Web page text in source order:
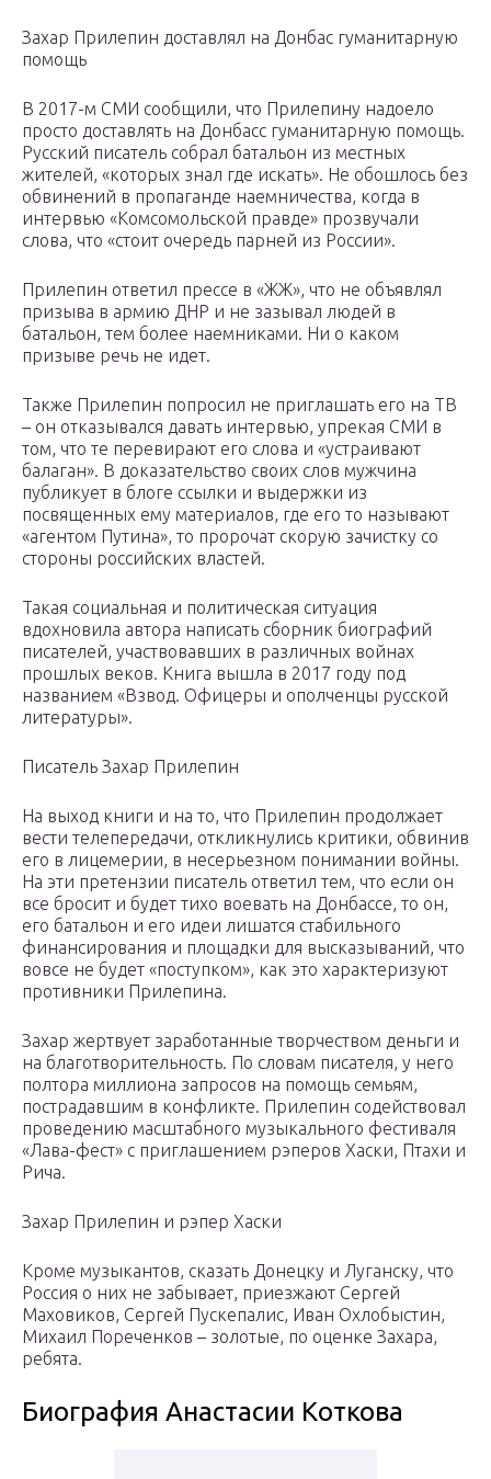
Захар Прилепин доставлял на Донбас гуманитарную
помощь
В 2017-м СМИ сообщили, что Прилепину надоело
просто доставлять на Донбасс гуманитарную помощь.
Русский писатель собрал батальон из местных
жителей, «которых знал где искать». Не обошлось без
обвинений в пропаганде наемничества, когда в
интервью «Комсомольской правде» прозвучали
слова, что «стоит очередь парней из России».
Прилепин ответил прессе в «ЖЖ», что не объявлял
призыва в армию ДНР и не зазывал людей в
батальон, тем более наемниками. Ни о каком
призыве речь не идет.
Также Прилепин попросил не приглашать его на ТВ
– он отказывался давать интервью, упрекая СМИ в
том, что те перевирают его слова и «устраивают
балаган». В доказательство своих слов мужчина
публикует в блоге ссылки и выдержки из
посвященных ему материалов, где его то называют
«агентом Путина», то пророчат скорую зачистку со
стороны российских властей.
Такая социальная и политическая ситуация
вдохновила автора написать сборник биографий
писателей, участвовавших в различных войнах
прошлых веков. Книга вышла в 2017 году под
названием «Взвод. Офицеры и ополченцы русской
литературы».
Писатель Захар Прилепин
На выход книги и на то, что Прилепин продолжает
вести телепередачи, откликнулись критики, обвинив
его в лицемерии, в несерьезном понимании войны.
На эти претензии писатель ответил тем, что если он
все бросит и будет тихо воевать на Донбассе, то он,
его батальон и его идеи лишатся стабильного
финансирования и площадки для высказываний, что
вовсе не будет «поступком», как это характеризуют
противники Прилепина.
Захар жертвует заработанные творчеством деньги и
на благотворительность. По словам писателя, у него
полтора миллиона запросов на помощь семьям,
пострадавшим в конфликте. Прилепин содействовал
проведению масштабного музыкального фестиваля
«Лава-фест» с приглашением рэперов Хаски, Птахи и
Рича.
Захар Прилепин и рэпер Хаски
Кроме музыкантов, сказать Донецку и Луганску, что
Россия о них не забывает, приезжают Сергей
Маховиков, Сергей Пускепалис, Иван Охлобыстин,
Михаил Пореченков – золотые, по оценке Захара,
ребята.
Биография Анастасии Коткова